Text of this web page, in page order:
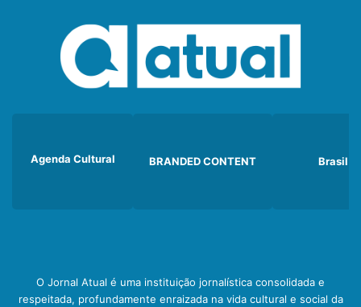
Agenda Cultural BRANDED CONTENT Brasil
O Jornal Atual é uma instituição jornalística consolidada e
respeitada, profundamente enraizada na vida cultural e social da